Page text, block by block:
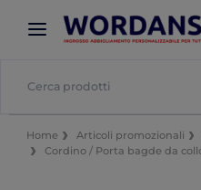
× App Wordans
Prezzi migliori sull'app!
Home Articoli promozionali
Cordino / Porta bagde da